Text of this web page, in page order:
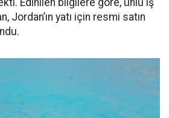
Edinilen bilgilere göre, ünlü iş
Jordan’ın yatı için resmi satın